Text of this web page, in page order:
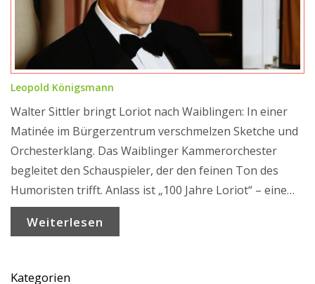
Leopold Königsmann
Walter Sittler bringt Loriot nach Waiblingen: In einer
Matinée im Bürgerzentrum verschmelzen Sketche und
Orchesterklang. Das Waiblinger Kammerorchester
begleitet den Schauspieler, der den feinen Ton des
Humoristen trifft. Anlass ist „100 Jahre Loriot“ – eine
Hommage an Witz, Timing und Sprache, die Heiterkeit
und Präzision verbindet.
Weiterlesen
Kategorien